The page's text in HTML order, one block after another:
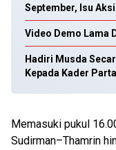
September, Isu
Video Demo Lama
Hadiri Musda
Kepada Kader
Memasuki pukul
Sudirman–Thamrin